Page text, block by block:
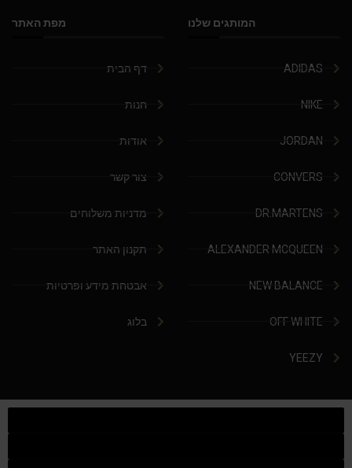
המותגים שלנו
ADIDAS
NIKE
JORDAN
CONVERS
DR.MARTENS
ALEXANDER MCQUEEN
NEW BALANCE
OFF WHITE
YEEZY
מפת האתר
דף הבית
חנות
אודות
צור קשר
מדניות משלוחים
תקנון האתר
אבטחת מידע ופרטיות
בלוג